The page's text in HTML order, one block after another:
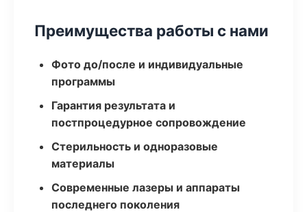
Преимущества работы с нами
Фото до/после и индивидуальные
программы
Гарантия результата и
постпроцедурное сопровождение
Стерильность и одноразовые
материалы
Современные лазеры и аппараты
последнего поколения